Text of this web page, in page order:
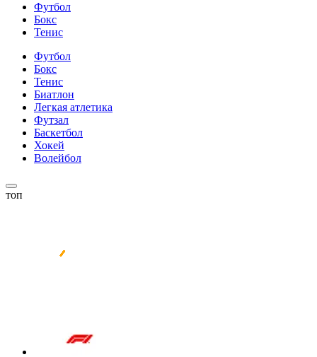
Футбол
Бокс
Тенис
Футбол
Бокс
Тенис
Биатлон
Легкая атлетика
Футзал
Баскетбол
Хокей
Волейбол
топ